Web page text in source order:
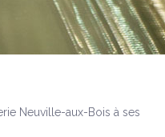
Neuville-aux-Bois à ses